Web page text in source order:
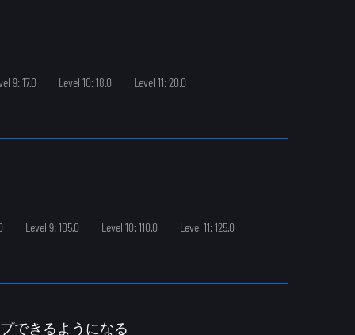
9: 17.0 Level 10: 18.0
Level 11: 20.0
Level 9: 105.0 Level 10: 110.0
Level 11: 125.0
できるようになる